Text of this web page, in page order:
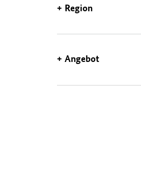
Region
Angebot